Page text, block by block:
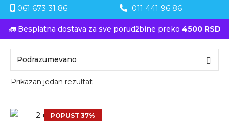
061 673 31 86 011 441 96 86
🚛 Besplatna dostava za sve porudžbine preko 4500 RSD
Prikazan jedan rezultat
POPUST 37%